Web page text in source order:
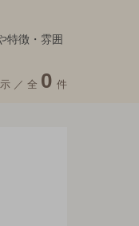
特徴・雰囲
／ 全 0 件